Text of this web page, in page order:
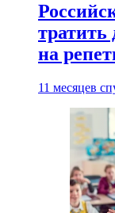
тратить
на
11 месяцев